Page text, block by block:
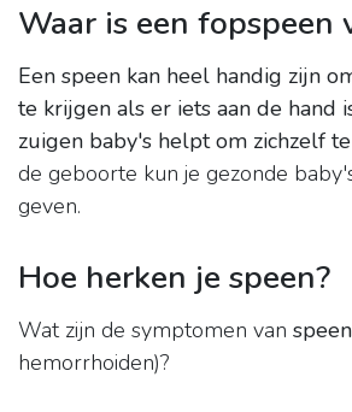
Waar is een fopspeen
Een speen kan heel handig zijn
te krijgen als er iets aan de hand
zuigen baby's helpt om zichzelf
de geboorte kun je gezonde
geven.
Hoe herken je speen?
Wat zijn de symptomen van speen
hemorrhoiden)?